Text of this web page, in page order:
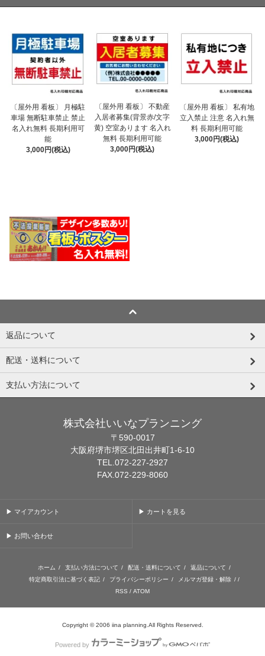
〔屋外用 看板〕 月極駐
車場 無断駐車禁止 禁止
名入れ無料 長期利用可
能
3,000円(税込)
〔屋外用 看板〕 不動産
入居者募集(背景赤/文字
黄) 空室あります 名入れ
無料 長期利用可能
3,000円(税込)
〔屋外用 看板〕 私有地
立入禁止 注意 名入れ無
料 長期利用可能
3,000円(税込)
返品について
配送・送料について
支払い方法について
株式会社いいなプランニング
〒590-0017
大阪府堺市堺区北田出井町1-6-10
TEL.072-227-2927
FAX.072-229-8060
▶ マイアカウント ▶ カートを見る
▶ お問い合わせ
ホーム / 支払い方法について / 配送・送料について / 返品について /
特定商取引法に基づく表記 / プライバシーポリシー / メルマガ登録・解除 / /
RSS / ATOM
Copyright © 2006 iina planning.All Rights Reserved.
Powered by